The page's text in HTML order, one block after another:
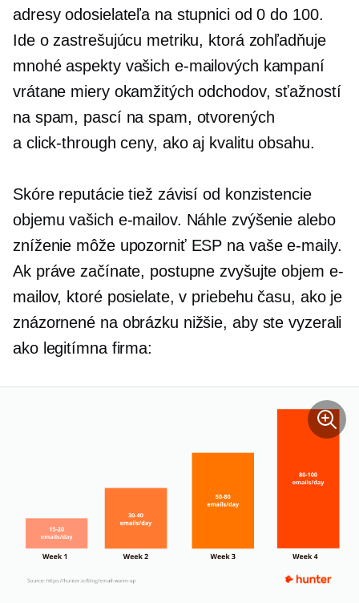
adresy odosielateľa na stupnici od 0 do 100.
Ide o zastrešujúcu metriku, ktorá zohľadňuje
mnohé aspekty vašich e-mailových kampaní
vrátane miery okamžitých odchodov, sťažností
na spam, pascí na spam, otvorených
a click-through ceny, ako aj kvalitu obsahu.
Skóre reputácie tiež závisí od konzistencie
objemu vašich e-mailov. Náhle zvýšenie alebo
zníženie môže upozorniť ESP na vaše e-maily.
Ak práve začínate, postupne zvyšujte objem e-
mailov, ktoré posielate, v priebehu času, ako je
znázornené na obrázku nižšie, aby ste vyzerali
ako legitímna firma: